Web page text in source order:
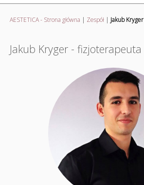
AESTETICA - Strona główna | Zespół | Jakub Kryger
Jakub Kryger - fizjoterapeuta